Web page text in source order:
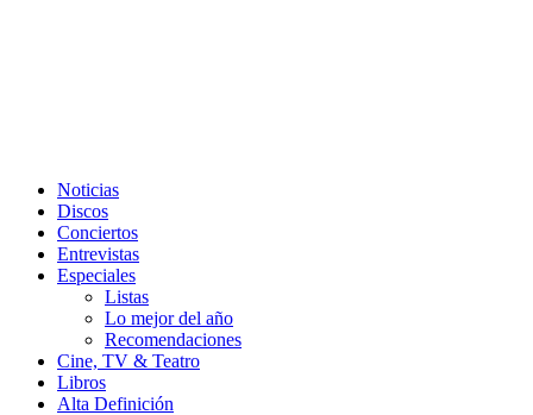
Noticias
Discos
Conciertos
Entrevistas
Especiales
Listas
Lo mejor del año
Recomendaciones
Cine, TV & Teatro
Libros
Alta Definición